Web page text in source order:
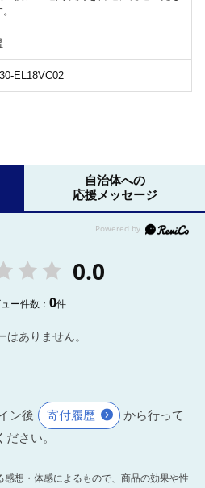
EL18VC02
自治体への
応援メッセージ
0.0
ー件数：0件
はありません。
ン後 寄付履歴
から行って
ださい。
想・体感によるもので、商品の効果や性